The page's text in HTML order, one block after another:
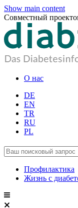
Show main content
Совместный
О нас
DE
EN
TR
RU
PL
Профилактика
Жизнь с